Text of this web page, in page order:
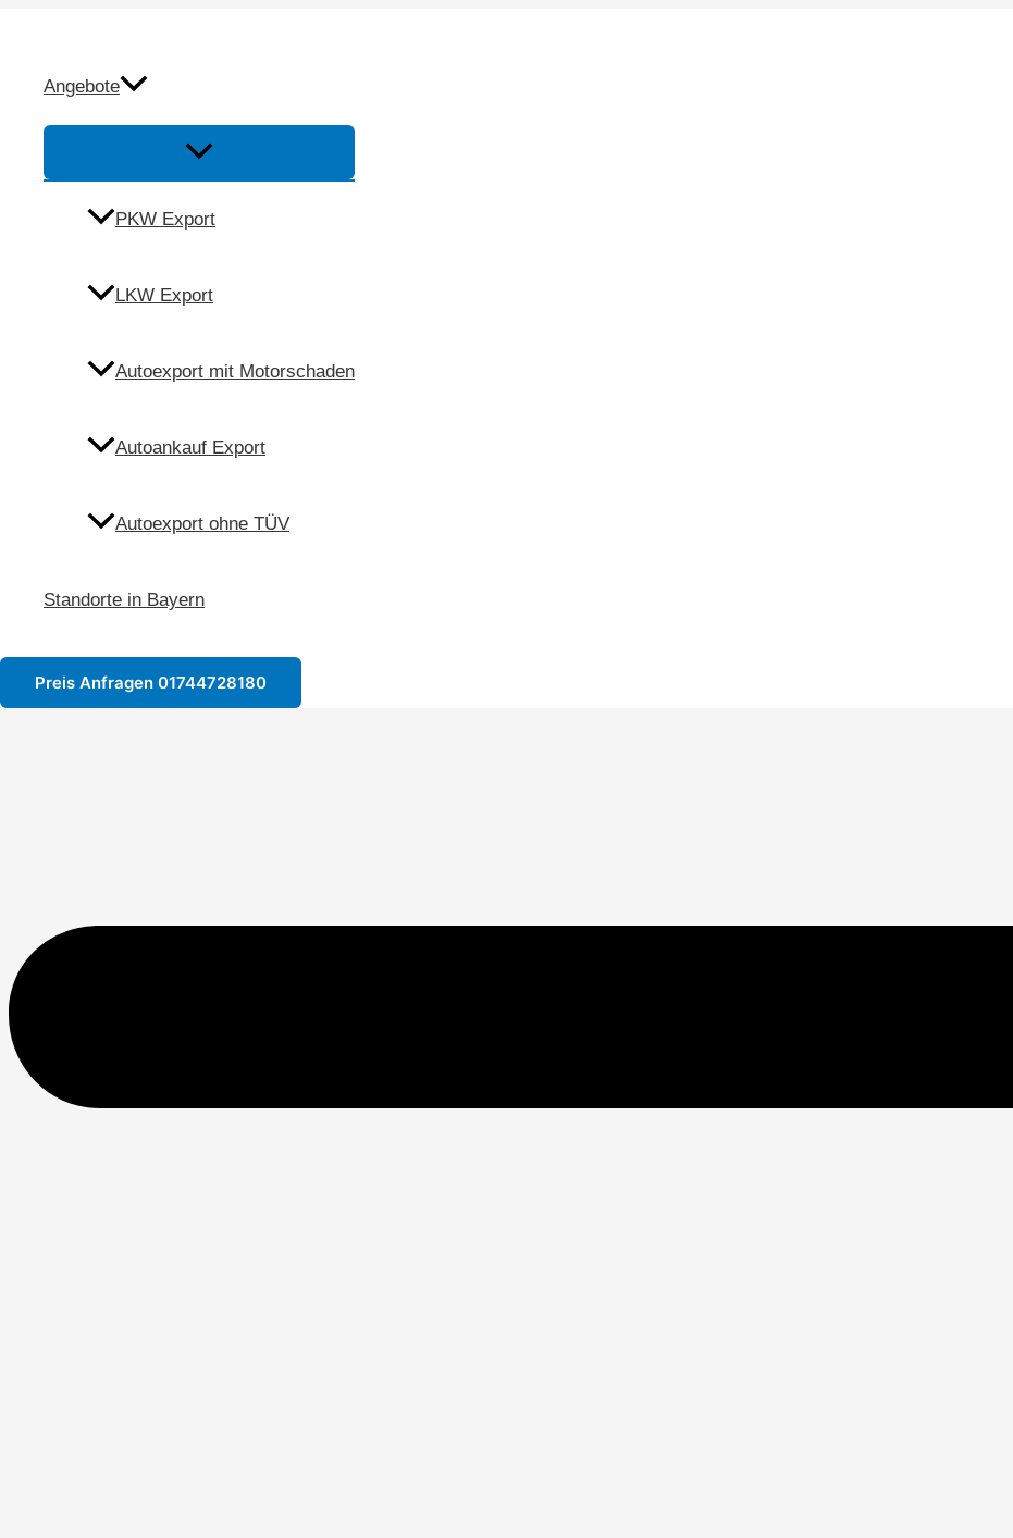
Angebote
Menü
Umschalten
PKW Export
LKW Export
Autoexport mit Motorschaden
Autoankauf Export
Autoexport ohne TÜV
Standorte in Bayern
Preis Anfragen 01744728180
Autoexport Dietmannsried